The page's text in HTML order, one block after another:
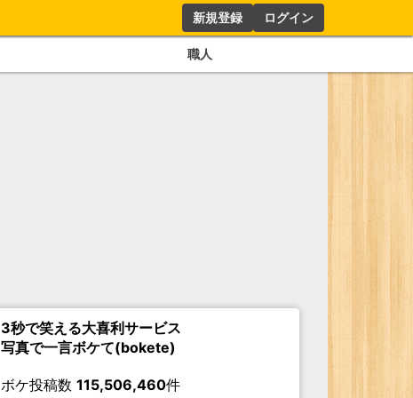
新規登録 ログイン
職人
3秒で笑える大喜利サービス
写真で一言ボケて(bokete)
ボケ投稿数 115,506,460件